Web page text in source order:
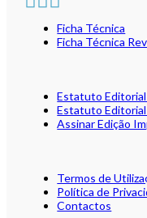
Ficha Técnica
Ficha Técnica
Estatuto
Estatuto Editorial
Assinar Edição
Termos de
Política de
Contactos